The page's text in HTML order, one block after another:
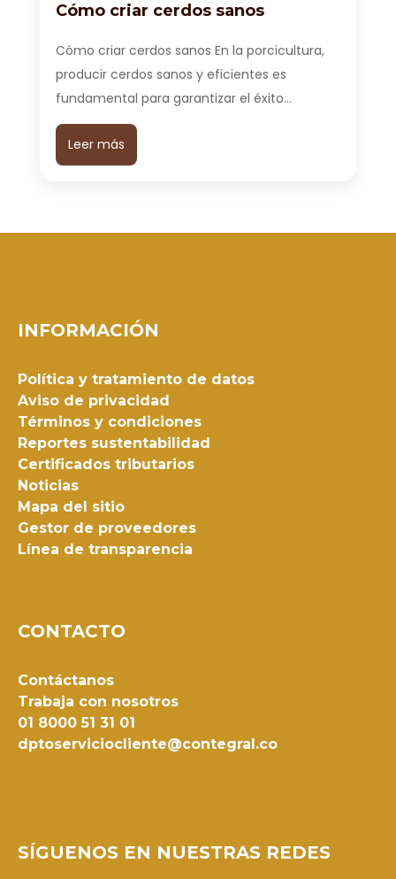
Cómo criar cerdos sanos
Cómo criar cerdos sanos En la porcicultura,
producir cerdos sanos y eficientes es
fundamental para garantizar el éxito…
Leer más
INFORMACIÓN
Política y tratamiento de datos
Aviso de privacidad
Términos y condiciones
Reportes sustentabilidad
Certificados tributarios
Noticias
Mapa del sitio
Gestor de proveedores
Línea de transparencia
CONTACTO
Contáctanos
Trabaja con nosotros
01 8000 51 31 01
dptoserviciocliente@contegral.co
SÍGUENOS EN NUESTRAS REDES